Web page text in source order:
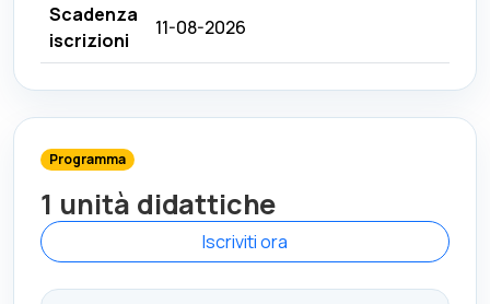
Scadenza
iscrizioni
11-08-2026
Programma
1 unità didattiche
Iscriviti ora